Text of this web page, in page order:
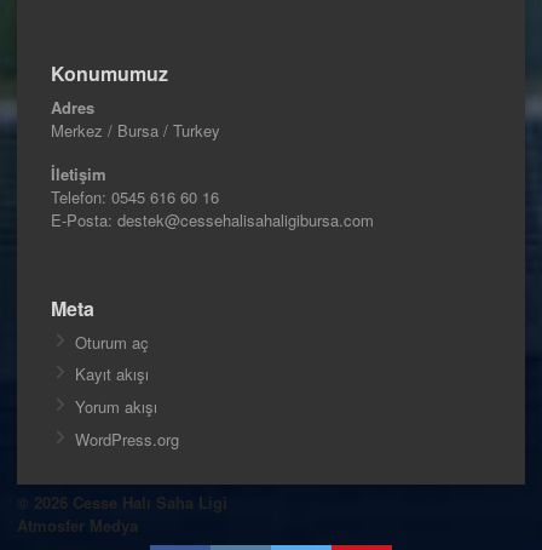
Konumumuz
Adres
Merkez / Bursa / Turkey
İletişim
Telefon: 0545 616 60 16
E-Posta: destek@cessehalisahaligibursa.com
Meta
Oturum aç
Kayıt akışı
Yorum akışı
WordPress.org
© 2026 Cesse Halı Saha Ligi
Atmosfer Medya